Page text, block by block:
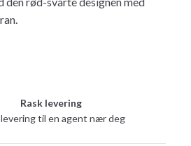
Rask levering
levering til en agent nær deg